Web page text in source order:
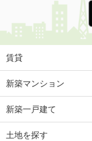
賃貸
新築マンション
新築一戸建て
土地を探す